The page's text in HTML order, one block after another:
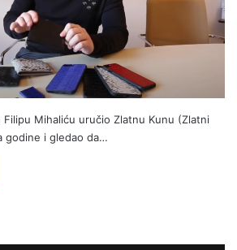
Filipu Mihaliću uručio Zlatnu Kunu (Zlatni
godine i gledao da…